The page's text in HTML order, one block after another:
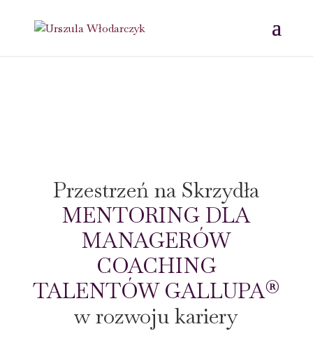
Przestrzeń na Skrzydła
MENTORING DLA
MANAGERÓW
COACHING
TALENTÓW GALLUPA®
w rozwoju kariery